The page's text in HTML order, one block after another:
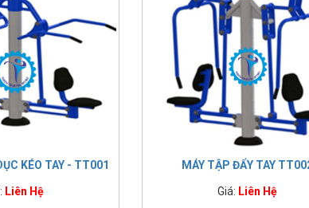
KÉO TAY - TT001
Liên Hệ
MÁY TẬP ĐẨY TAY
Giá: Liên Hệ